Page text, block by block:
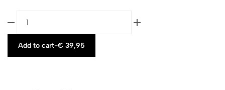
Add to cart-€ 39,95